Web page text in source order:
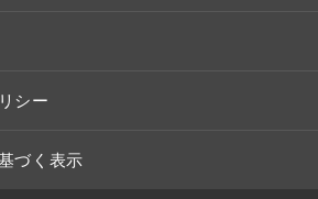
のとみなします。
て＞
シー
づく表示